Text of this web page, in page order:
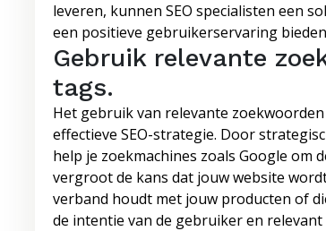
leveren, kunnen SEO specialisten een
een positieve gebruikerservaring
Gebruik relevante
tags.
Het gebruik van relevante
effectieve SEO-strategie. Door
help je zoekmachines zoals Google om
vergroot de kans dat jouw website
verband houdt met jouw producten of
de intentie van de gebruiker en